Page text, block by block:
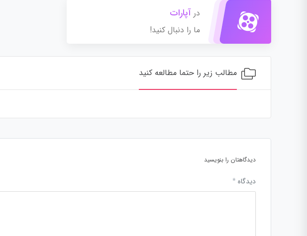
در آپارات
ما را دنبال کنید!
مطالب زیر را حتما مطالعه کنید
دیدگاهتان را بنویسید
دیدگاه *